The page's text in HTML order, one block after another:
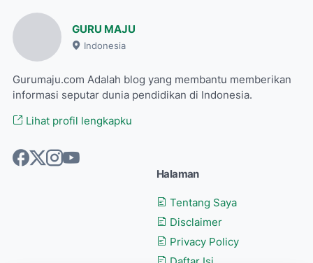
GURU MAJU
Indonesia
Gurumaju.com Adalah blog yang membantu memberikan
informasi seputar dunia pendidikan di Indonesia.
Lihat profil lengkapku
Halaman
Tentang Saya
Disclaimer
Privacy Policy